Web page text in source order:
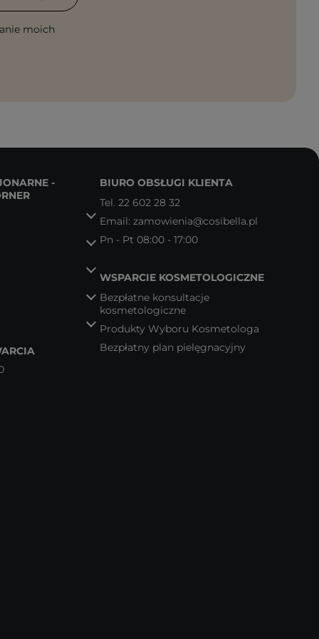
moich
-
BIURO OBSŁUGI KLIENTA
Tel. 22 602 28 32
Email: zamowienia@cosibella.pl
Pn - Pt 08:00 - 17:00
WSPARCIE KOSMETOLOGICZNE
Bezpłatne konsultacje
kosmetologiczne
Produkty Wyboru Kosmetologa
Bezpłatny plan pielęgnacyjny